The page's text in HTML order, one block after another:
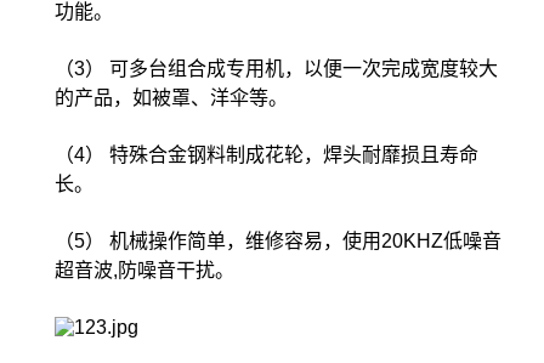
功能。
（3） 可多台组合成专用机，以便一次完成宽度较大
的产品，如被罩、洋伞等。
（4） 特殊合金钢料制成花轮，焊头耐靡损且寿命
长。
（5） 机械操作简单，维修容易，使用20KHZ低噪音
超音波,防噪音干扰。